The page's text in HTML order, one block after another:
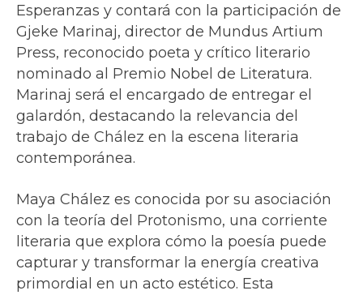
Esperanzas y contará con la participación de
Gjeke Marinaj, director de Mundus Artium
Press, reconocido poeta y crítico literario
nominado al Premio Nobel de Literatura.
Marinaj será el encargado de entregar el
galardón, destacando la relevancia del
trabajo de Chález en la escena literaria
contemporánea.
Maya Chález es conocida por su asociación
con la teoría del Protonismo, una corriente
literaria que explora cómo la poesía puede
capturar y transformar la energía creativa
primordial en un acto estético. Esta